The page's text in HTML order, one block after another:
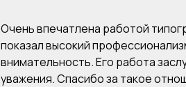
Очень впечатлена работой
показал высокий
внимательность. Его работа
уважения. Спасибо за такое